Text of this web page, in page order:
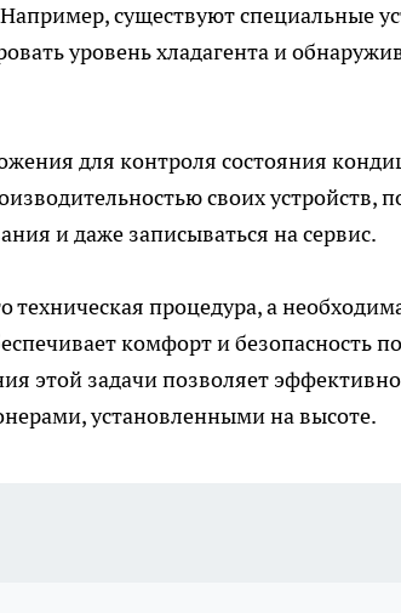
существуют специальные
уровень хладагента и
для контроля состояния
своих устройств,
и даже записываться на сервис.
процедура, а
комфорт и безопасность
этой задачи позволяет
установленными на высоте.